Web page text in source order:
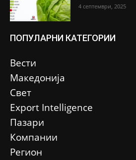
4 септември, 2025
ПОПУЛАРНИ КАТЕГОРИИ
Вести
Македонија
Свет
Еxport Intelligence
Пазари
Компании
Регион